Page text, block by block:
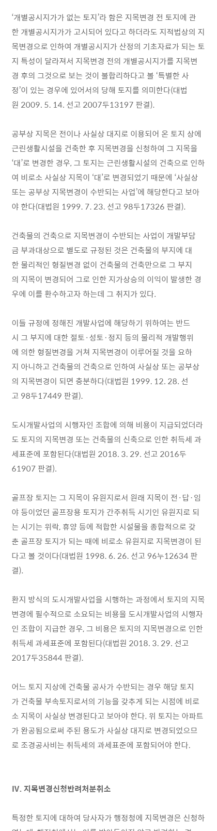
‘개별공시지가가 없는 토지’라 함은 지목변경 전 토지에 관
한 개별공시지가가 고시되어 있다고 하더라도 지적법상의 지
목변경으로 인하여 개별공시지가 산정의 기초자료가 되는 토
지 특성이 달라져서 지목변경 전의 개별공시지가를 지목변
경 후의 그것으로 보는 것이 불합리하다고 볼 ‘특별한 사
정’이 있는 경우에 있어서의 당해 토지를 의미한다(대법
원 2009. 5. 14. 선고 2007두13197 판결).
공부상 지목은 전이나 사실상 대지로 이용되어 온 토지 상에
근린생활시설을 건축한 후 지목변경을 신청하여 그 지목을
‘대’로 변경한 경우, 그 토지는 근린생활시설의 건축으로 인하
여 비로소 사실상 지목이 ‘대’로 변경되었기 때문에 ‘사실상
또는 공부상 지목변경이 수반되는 사업’에 해당한다고 보아
야 한다(대법원 1999. 7. 23. 선고 98두17326 판결).
건축물의 건축으로 지목변경이 수반되는 사업이 개발부담
금 부과대상으로 별도로 규정된 것은 건축물의 부지에 대
한 물리적인 형질변경 없이 건축물의 건축만으로 그 부지
의 지목이 변경되어 그로 인한 지가상승의 이익이 발생한 경
우에 이를 환수하고자 하는데 그 취지가 있다.
이들 규정에 정해진 개발사업에 해당하기 위하여는 반드
시 그 부지에 대한 절토·성토·정지 등의 물리적 개발행위
에 의한 형질변경을 거쳐 지목변경이 이루어질 것을 요하
지 아니하고 건축물의 건축으로 인하여 사실상 또는 공부상
의 지목변경이 되면 충분하다(대법원 1999. 12. 28. 선
고 98두17449 판결).
도시개발사업의 시행자인 조합에 의해 비용이 지급되었더라
도 토지의 지목변경 또는 건축물의 신축으로 인한 취득세 과
세표준에 포함된다(대법원 2018. 3. 29. 선고 2016두
61907 판결).
골프장 토지는 그 지목이 유원지로서 원래 지목이 전·답·임
야 등이었던 골프장용 토지가 간주취득 시기인 유원지로 되
는 시기는 위락, 휴양 등에 적합한 시설물을 종합적으로 갖
춘 골프장 토지가 되는 때에 비로소 유원지로 지목변경이 된
다고 볼 것이다(대법원 1998. 6. 26. 선고 96누12634 판
결).
환지 방식의 도시개발사업을 시행하는 과정에서 토지의 지목
변경에 필수적으로 소요되는 비용을 도시개발사업의 시행자
인 조합이 지급한 경우, 그 비용은 토지의 지목변경으로 인한
취득세 과세표준에 포함된다(대법원 2018. 3. 29. 선고
2017두35844 판결).
어느 토지 지상에 건축물 공사가 수반되는 경우 해당 토지
가 건축물 부속토지로서의 기능을 갖추게 되는 시점에 비로
소 지목이 사실상 변경된다고 보아야 한다. 위 토지는 아파트
가 완공됨으로써 주된 용도가 사실상 대지로 변경되었으므
로 조경공사비는 취득세의 과세표준에 포함되어야 한다.
Ⅳ. 지목변경신청반려처분취소
특정한 토지에 대하여 당사자가 행정청에 지목변경은 신청하